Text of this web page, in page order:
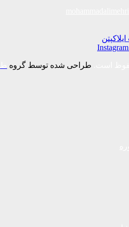
Instagram
طراحی شده توسط گروه